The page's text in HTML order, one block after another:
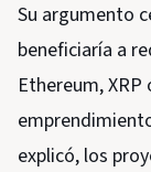
Su argumento
beneficiaría a
Ethereum,
explicó, los